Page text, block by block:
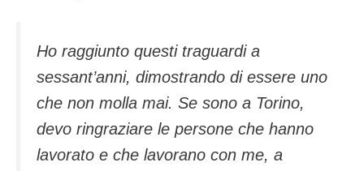
Ho raggiunto questi traguardi a
sessant’anni, dimostrando di essere uno
che non molla mai. Se sono a Torino,
devo ringraziare le persone che hanno
lavorato e che lavorano con me, a